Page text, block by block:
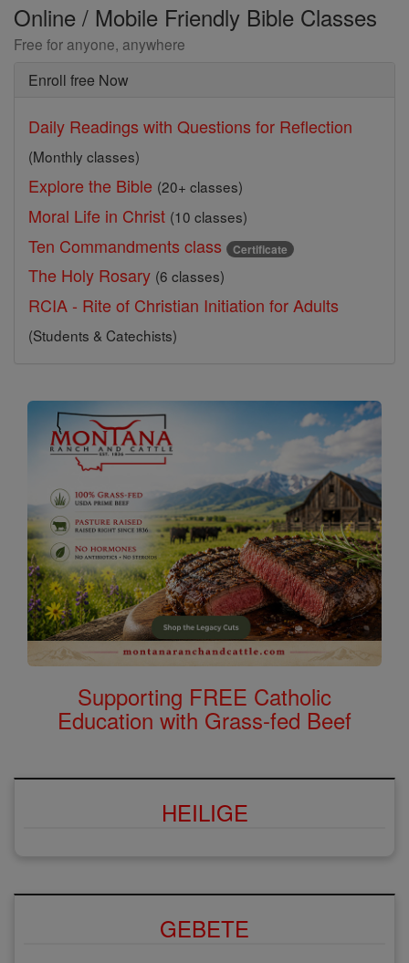
Online / Mobile Friendly Bible Classes
Free for anyone, anywhere
Enroll free Now
Daily Readings with Questions for Reflection
(Monthly classes)
Explore the Bible (20+ classes)
Moral Life in Christ (10 classes)
Ten Commandments class Certificate
The Holy Rosary (6 classes)
RCIA - Rite of Christian Initiation for Adults
(Students & Catechists)
Supporting FREE Catholic
Education with Grass-fed Beef
HEILIGE
GEBETE